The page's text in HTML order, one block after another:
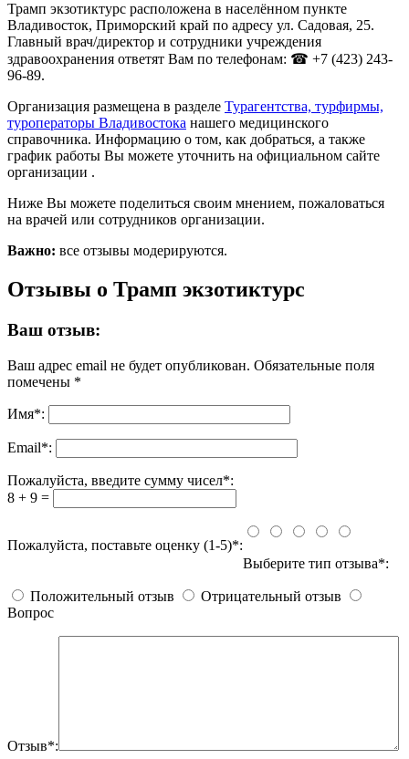
Трамп экзотиктурс расположена в населённом пункте
Владивосток, Приморский край по адресу ул. Садовая, 25.
Главный врач/директор и сотрудники учреждения
здравоохранения ответят Вам по телефонам: ☎ +7 (423) 243-
96-89.
Организация размещена в разделе Турагентства, турфирмы,
туроператоры Владивостока нашего медицинского
справочника. Информацию о том, как добраться, а также
график работы Вы можете уточнить на официальном сайте
организации .
Ниже Вы можете поделиться своим мнением, пожаловаться
на врачей или сотрудников организации.
Важно: все отзывы модерируются.
Отзывы о Трамп экзотиктурс
Ваш отзыв:
Ваш адрес email не будет опубликован. Обязательные поля
помечены *
Имя*:
Email*:
Пожалуйста, введите сумму чисел*:
8 + 9 =
Пожалуйста, поставьте оценку (1-5)*:
Выберите тип отзыва*:
Положительный отзыв
Отрицательный отзыв
Вопрос
Отзыв*: